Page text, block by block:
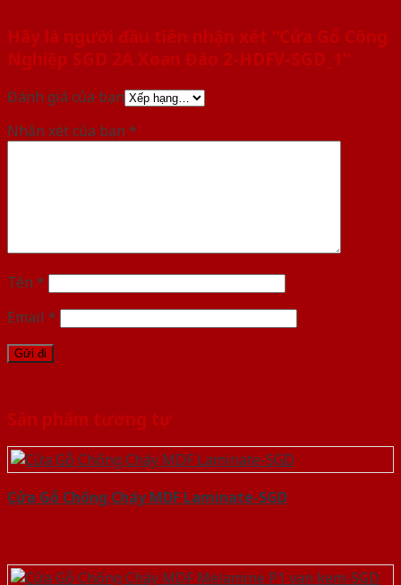
Hãy là người đầu tiên nhận xét “Cửa Gỗ Công
Nghiệp SGD 2A Xoan Đào 2-HDFV-SGD_1”
Đánh giá của bạn
Nhận xét của bạn *
Tên *
Email *
Sản phẩm tương tự
Cửa Gỗ Chống Cháy MDF Laminate-SGD